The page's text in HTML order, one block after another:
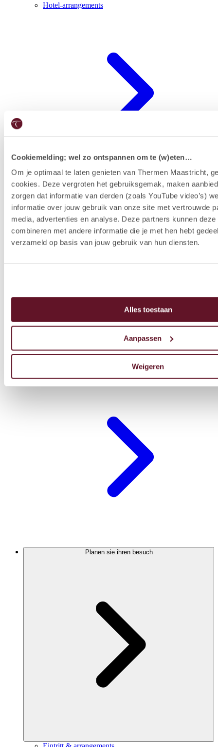
Cookiemelding; wel zo ontspannen om te (w)eten…
Om je optimaal te laten genieten van Thermen Maastricht,
cookies. Deze vergroten het gebruiksgemak, maken
zorgen dat informatie van derden (zoals YouTube video’s)
informatie over jouw gebruik van onze site met vertrouwde
media, advertenties en analyse. Deze partners kunnen deze
combineren met andere informatie die je met hen hebt
verzameld op basis van jouw gebruik van hun diensten.
Alles toestaan
Aanpassen
Weigeren
Hotel-arrangements
Hotelausstattung
Planen sie ihren besuch